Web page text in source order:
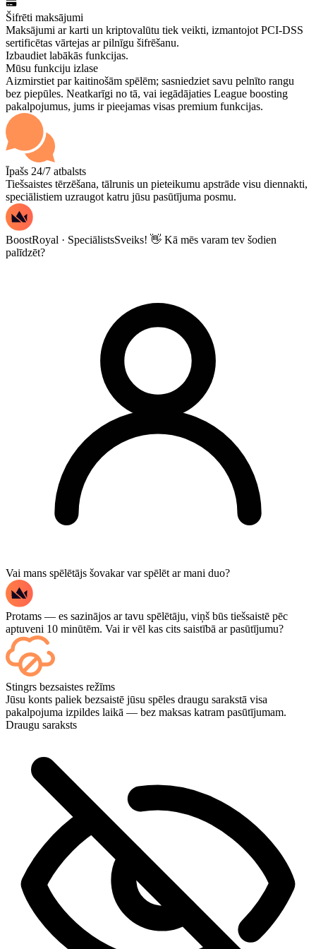
Šifrēti maksājumi
Maksājumi ar karti un kriptovalūtu tiek veikti, izmantojot PCI-DSS
sertificētas vārtejas ar pilnīgu šifrēšanu.
Izbaudiet labākās funkcijas.
Mūsu funkciju izlase
Aizmirstiet par kaitinošām spēlēm; sasniedziet savu pelnīto rangu
bez piepūles. Neatkarīgi no tā, vai iegādājaties League boosting
pakalpojumus, jums ir pieejamas visas premium funkcijas.
Īpašs 24/7 atbalsts
Tiešsaistes tērzēšana, tālrunis un pieteikumu apstrāde visu diennakti,
speciālistiem uzraugot katru jūsu pasūtījuma posmu.
BoostRoyal · SpeciālistsSveiks! 👋 Kā mēs varam tev šodien
palīdzēt?
Vai mans spēlētājs šovakar var spēlēt ar mani duo?
Protams — es sazinājos ar tavu spēlētāju, viņš būs tiešsaistē pēc
aptuveni 10 minūtēm. Vai ir vēl kas cits saistībā ar pasūtījumu?
Jā — katra spēle parādās jūsu informācijas panelī, tiklīdz tā ir
beigusies, un, ja vēlaties skatīties pašas spēles, pievienojiet
Straumēšanu (Streaming) norēķināšanās brīdī.
Stingrs bezsaistes režīms
Jūsu konts paliek bezsaistē jūsu spēles draugu sarakstā visa
pakalpojuma izpildes laikā — bez maksas katram pasūtījumam.
Draugu saraksts